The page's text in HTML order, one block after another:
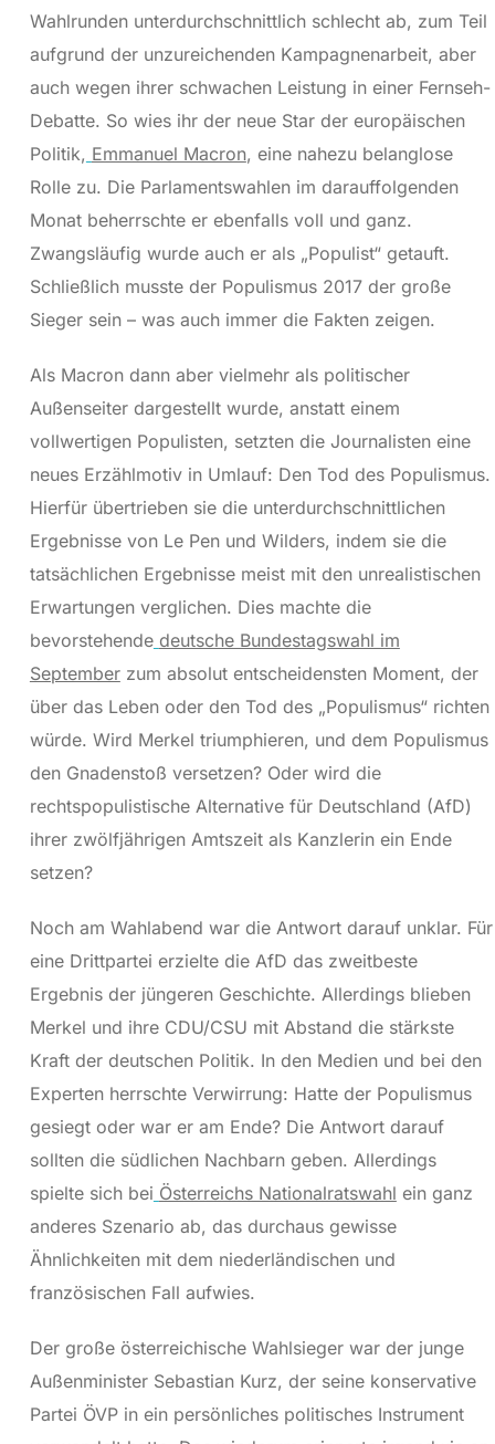
Wahlrunden unterdurchschnittlich schlecht ab, zum Teil
aufgrund der unzureichenden Kampagnenarbeit, aber
auch wegen ihrer schwachen Leistung in einer Fernseh-
Debatte. So wies ihr der neue Star der europäischen
Politik, Emmanuel Macron, eine nahezu belanglose
Rolle zu. Die Parlamentswahlen im darauffolgenden
Monat beherrschte er ebenfalls voll und ganz.
Zwangsläufig wurde auch er als „Populist“ getauft.
Schließlich musste der Populismus 2017 der große
Sieger sein – was auch immer die Fakten zeigen.
Als Macron dann aber vielmehr als politischer
Außenseiter dargestellt wurde, anstatt einem
vollwertigen Populisten, setzten die Journalisten eine
neues Erzählmotiv in Umlauf: Den Tod des Populismus.
Hierfür übertrieben sie die unterdurchschnittlichen
Ergebnisse von Le Pen und Wilders, indem sie die
tatsächlichen Ergebnisse meist mit den unrealistischen
Erwartungen verglichen. Dies machte die
bevorstehende deutsche Bundestagswahl im
Septemberzum absolut entscheidensten Moment, der
über das Leben oder den Tod des „Populismus“ richten
würde. Wird Merkel triumphieren, und dem Populismus
den Gnadenstoß versetzen? Oder wird die
rechtspopulistische Alternative für Deutschland (AfD)
ihrer zwölfjährigen Amtszeit als Kanzlerin ein Ende
setzen?
Noch am Wahlabend war die Antwort darauf unklar. Für
eine Drittpartei erzielte die AfD das zweitbeste
Ergebnis der jüngeren Geschichte. Allerdings blieben
Merkel und ihre CDU/CSU mit Abstand die stärkste
Kraft der deutschen Politik. In den Medien und bei den
Experten herrschte Verwirrung: Hatte der Populismus
gesiegt oder war er am Ende? Die Antwort darauf
sollten die südlichen Nachbarn geben. Allerdings
spielte sich bei Österreichs Nationalratswahl ein ganz
anderes Szenario ab, das durchaus gewisse
Ähnlichkeiten mit dem niederländischen und
französischen Fall aufwies.
Der große österreichische Wahlsieger war der junge
Außenminister Sebastian Kurz, der seine konservative
Partei ÖVP in ein persönliches politisches Instrument